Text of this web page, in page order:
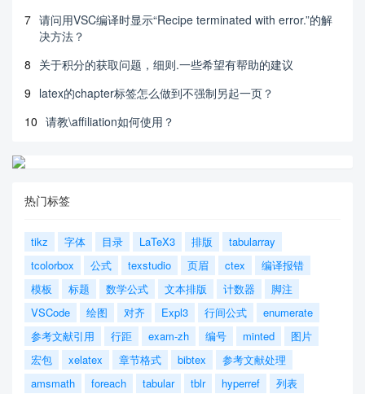
7 请问用VSC编译时显示“Recipe terminated with error.”的解
决方法？
8 关于积分的获取问题，细则.一些希望有帮助的建议
9 latex的chapter标签怎么做到不强制另起一页？
10 请教\affiliation如何使用？
热门标签
tikz 字体 目录 LaTeX3 排版
tabularray
tcolorbox
公式 texstudio 页眉 ctex
编译报错
模板
标题 数学公式 文本排版 计数器
脚注
VSCode
绘图 对齐 Expl3 行间公式
enumerate
参考文献引用
行距 exam-zh 编号 minted
图片
宏包
xelatex 章节格式 bibtex
参考文献处理
amsmath
foreach tabular tblr hyperref
列表